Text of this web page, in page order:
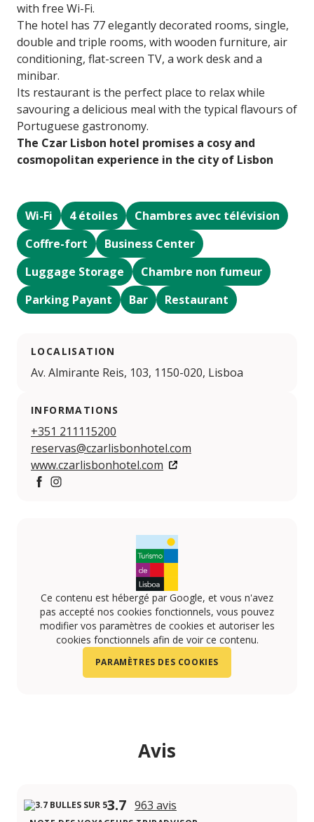
with free Wi-Fi.
The hotel has 77 elegantly decorated rooms, single,
double and triple rooms, with wooden furniture, air
conditioning, flat-screen TV, a work desk and a
minibar.
Its restaurant is the perfect place to relax while
savouring a delicious meal with the typical flavours of
Portuguese gastronomy.
The Czar Lisbon hotel promises a cosy and
cosmopolitan experience in the city of Lisbon
Wi-Fi 4 étoiles
Chambres avec télévision
Coffre-fort
Business Center
Luggage Storage
Chambre non fumeur
Parking Payant
Bar Restaurant
LOCALISATION
Av. Almirante Reis, 103, 1150-020, Lisboa
INFORMATIONS
+351 211115200
reservas@czarlisbonhotel.com
www.czarlisbonhotel.com
Ce contenu est hébergé par Google, et vous n'avez
pas accepté nos cookies fonctionnels, vous pouvez
modifier vos paramètres de cookies et autoriser les
cookies fonctionnels afin de voir ce contenu.
PARAMÈTRES DES COOKIES
Avis
3.7 963 avis